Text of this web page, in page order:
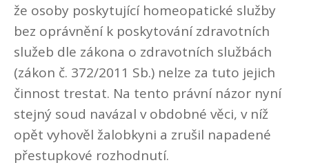
že osoby poskytující homeopatické služby
bez oprávnění k poskytování zdravotních
služeb dle zákona o zdravotních službách
(zákon č. 372/2011 Sb.) nelze za tuto jejich
činnost trestat. Na tento právní názor nyní
stejný soud navázal v obdobné věci, v níž
opět vyhověl žalobkyni a zrušil napadené
přestupkové rozhodnutí.